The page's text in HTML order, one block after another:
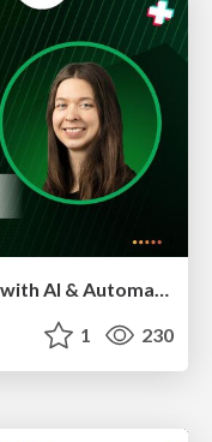
How to Grow Your eCommerce with AI & Automation
1 230